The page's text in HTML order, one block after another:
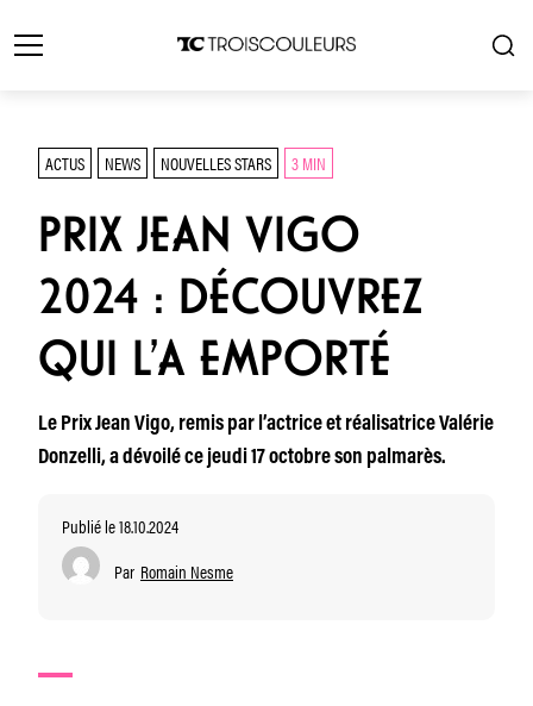
ACTUS NEWS NOUVELLES STARS 3 MIN
PRIX JEAN VIGO
2024 : DÉCOUVREZ
QUI L’A EMPORTÉ
Le Prix Jean Vigo, remis par l’actrice et réalisatrice Valérie
Donzelli, a dévoilé ce jeudi 17 octobre son palmarès.
Publié le 18.10.2024
Par Romain Nesme